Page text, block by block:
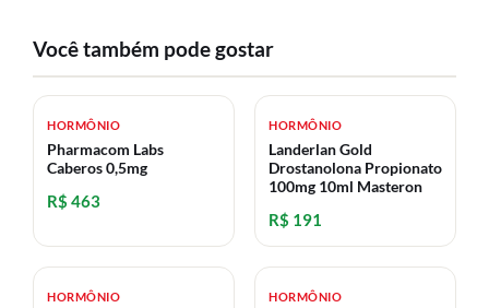
Você também pode gostar
HORMÔNIO
Pharmacom Labs
Caberos 0,5mg
R$ 463
HORMÔNIO
Landerlan Gold
Drostanolona Propionato
100mg 10ml Masteron
R$ 191
HORMÔNIO HORMÔNIO